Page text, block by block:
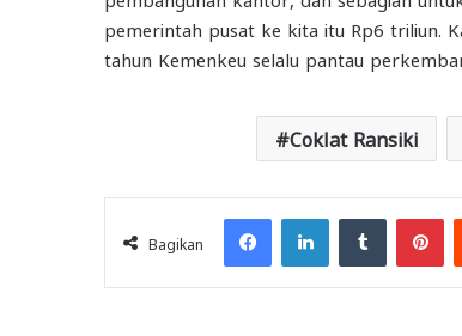
pemerintah pusat ke kita itu Rp6 triliun.
tahun Kemenkeu selalu pantau
Coklat Ransiki
Bagikan
FacebookLinkedInTumblr